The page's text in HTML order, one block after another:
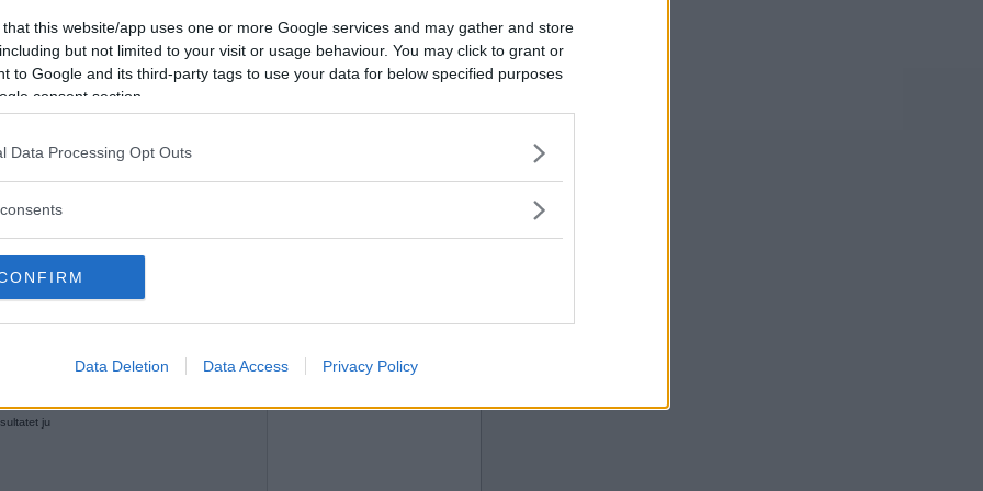
that this website/app uses one or more Google services and may gather and store
but not limited to your visit or usage behaviour. You may click to grant or
to Google and its third-party tags to use your data for below specified purposes
consent section.
Data Processing Opt Outs
Data Deletion Data Access Privacy Policy
gift dig i Bonde söker fru?
2009-01-29 16:31
inkasso..skall jag betala med 1 gång då eller
ju
Vill du bli
medlem?